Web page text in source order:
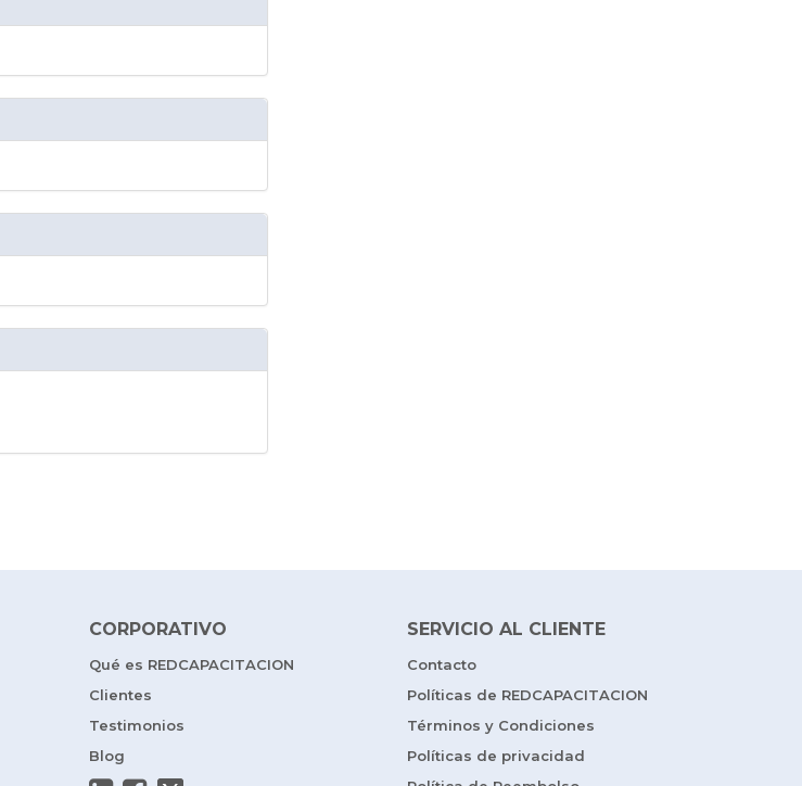
CORPORATIVO
Qué es REDCAPACITACION
Clientes
Testimonios
Blog
SERVICIO AL CLIENTE
Contacto
Políticas de REDCAPACITACION
Términos y Condiciones
Políticas de privacidad